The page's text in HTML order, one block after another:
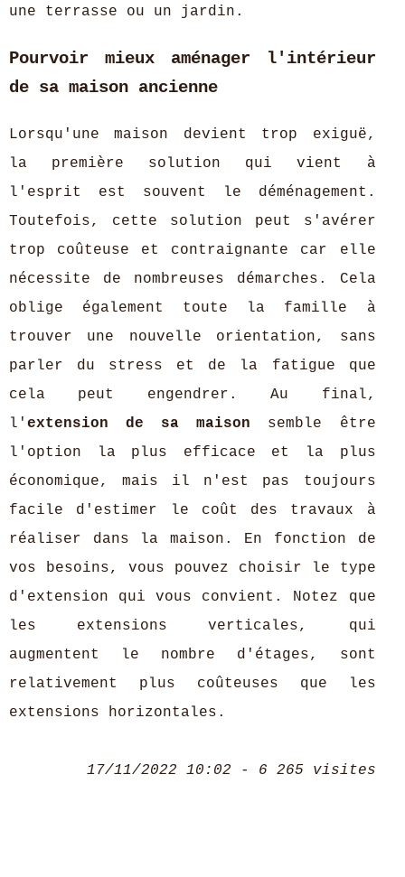
une terrasse ou un jardin.
Pourvoir mieux aménager l'intérieur
de sa maison ancienne
Lorsqu'une maison devient trop exiguë,
la première solution qui vient à
l'esprit est souvent le déménagement.
Toutefois, cette solution peut s'avérer
trop coûteuse et contraignante car elle
nécessite de nombreuses démarches. Cela
oblige également toute la famille à
trouver une nouvelle orientation, sans
parler du stress et de la fatigue que
cela peut engendrer. Au final,
l' extension de sa maison semble être
l'option la plus efficace et la plus
économique, mais il n'est pas toujours
facile d'estimer le coût des travaux à
réaliser dans la maison. En fonction de
vos besoins, vous pouvez choisir le type
d'extension qui vous convient. Notez que
les extensions verticales, qui
augmentent le nombre d'étages, sont
relativement plus coûteuses que les
extensions horizontales.
17/11/2022 10:02 - 6 265 visites